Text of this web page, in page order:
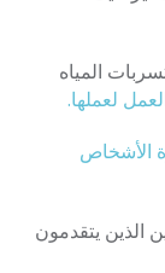
المياه
لعملها.
الأشخاص
الذين يتقدمون